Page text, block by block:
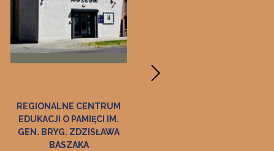
REGIONALNE CENTRUM
EDUKACJI O PAMIĘCI IM.
GEN. BRYG. ZDZISŁAWA
BASZAKA